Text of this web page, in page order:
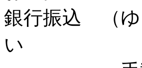
銀行振込
（
い